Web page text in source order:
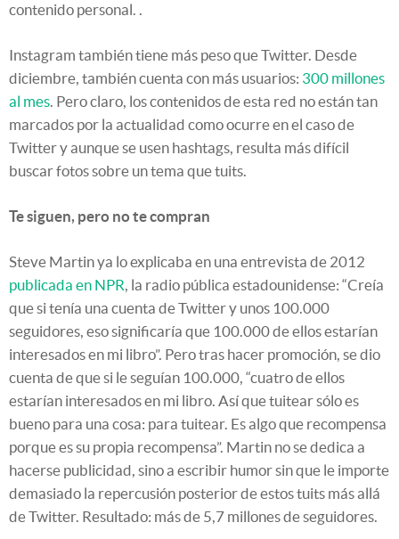
contenido personal. .
Instagram también tiene más peso que Twitter. Desde
diciembre, también cuenta con más usuarios: 300 millones
al mes. Pero claro, los contenidos de esta red no están tan
marcados por la actualidad como ocurre en el caso de
Twitter y aunque se usen hashtags, resulta más difícil
buscar fotos sobre un tema que tuits.
Te siguen, pero no te compran
Steve Martin ya lo explicaba en una entrevista de 2012
publicada en NPR, la radio pública estadounidense: “Creía
que si tenía una cuenta de Twitter y unos 100.000
seguidores, eso significaría que 100.000 de ellos estarían
interesados en mi libro”. Pero tras hacer promoción, se dio
cuenta de que si le seguían 100.000, “cuatro de ellos
estarían interesados en mi libro. Así que tuitear sólo es
bueno para una cosa: para tuitear. Es algo que recompensa
porque es su propia recompensa”. Martin no se dedica a
hacerse publicidad, sino a escribir humor sin que le importe
demasiado la repercusión posterior de estos tuits más allá
de Twitter. Resultado: más de 5,7 millones de seguidores.